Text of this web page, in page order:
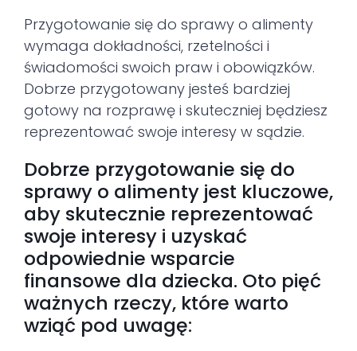
Przygotowanie się do sprawy o alimenty
wymaga dokładności, rzetelności i
świadomości swoich praw i obowiązków.
Dobrze przygotowany jesteś bardziej
gotowy na rozprawę i skuteczniej będziesz
reprezentować swoje interesy w sądzie.
Dobrze przygotowanie się do
sprawy o alimenty jest kluczowe,
aby skutecznie reprezentować
swoje interesy i uzyskać
odpowiednie wsparcie
finansowe dla dziecka. Oto pięć
ważnych rzeczy, które warto
wziąć pod uwagę: